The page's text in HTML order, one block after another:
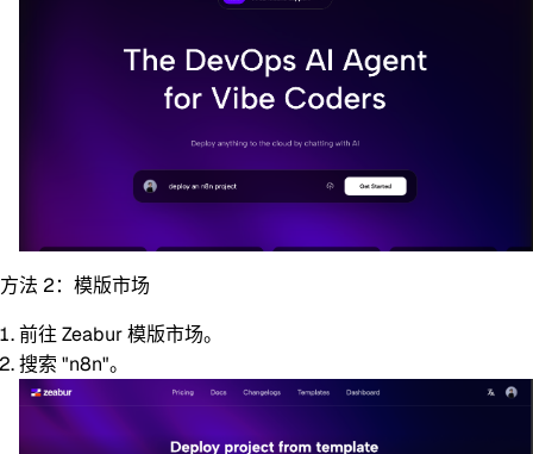
方法 2：模版市场
前往 Zeabur 模版市场。
搜索 "n8n"。